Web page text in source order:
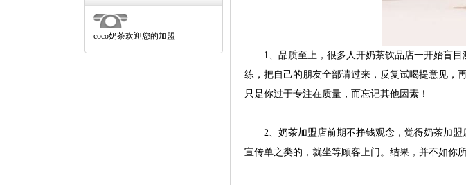
coco奶茶欢迎您的加盟
1、品质至上，很多人开奶茶饮品店一开始盲目
练，把自己的朋友全部请过来，反复试喝提意见，
只是你过于专注在质量，而忘记其他因素！
2、奶茶加盟店前期不挣钱观念，觉得奶茶加盟
宣传单之类的，就坐等顾客上门。结果，并不如你